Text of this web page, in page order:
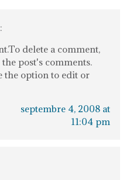
delete a comment,
post's comments.
the option to edit or
septembre 4, 2008 at
11:04 pm